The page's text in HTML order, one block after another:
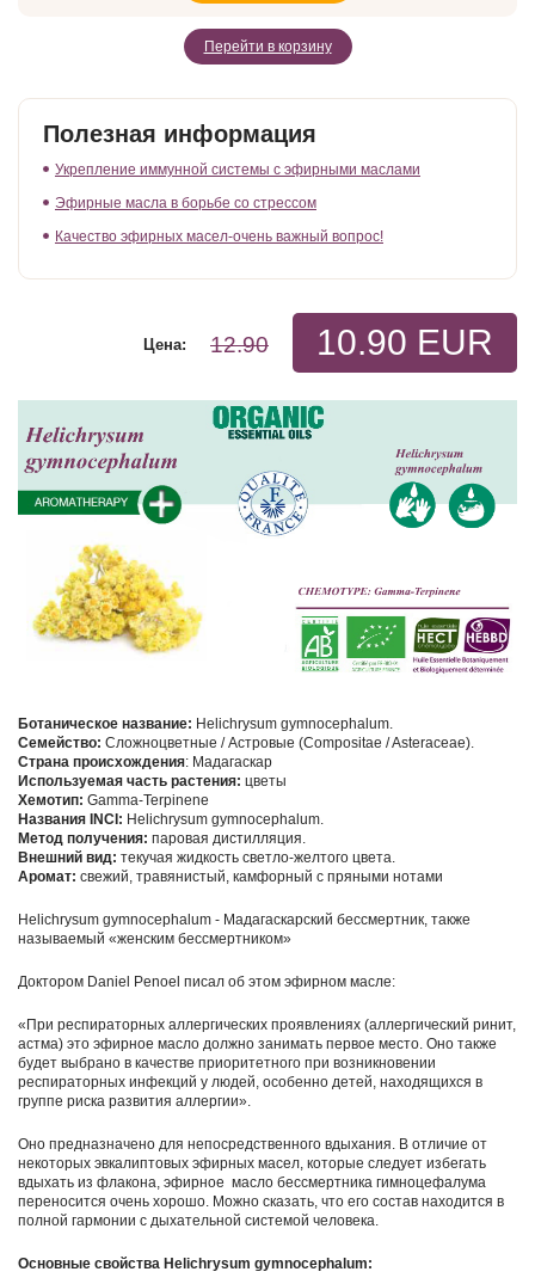
Перейти в корзину
Полезная информация
Укрепление иммунной системы с эфирными маслами
Эфирные масла в борьбе со стрессом
Качество эфирных масел-очень важный вопрос!
10.90 EUR
12.90
Цена:
Ботаническое название: Helichrysum gymnocephalum.
Семейство: Сложноцветные / Астровые (Compositae / Asteraceae).
Страна происхождения: Мадагаскар
Используемая часть растения: цветы
Хемотип: Gamma-Terpinene
Названия INCI: Helichrysum gymnocephalum.
Метод получения: паровая дистилляция.
Внешний вид: текучая жидкость светло-желтого цвета.
Аромат: свежий, травянистый, камфорный с пряными нотами
Helichrysum gymnocephalum - Мадагаскарский бессмертник, также
называемый «женским бессмертником»
Доктором Daniel Penoel писал об этом эфирном масле:
«При респираторных аллергических проявлениях (аллергический ринит,
астма) это эфирное масло должно занимать первое место. Оно также
будет выбрано в качестве приоритетного при возникновении
респираторных инфекций у людей, особенно детей, находящихся в
группе риска развития аллергии».
Оно предназначено для непосредственного вдыхания. В отличие от
некоторых эвкалиптовых эфирных масел, которые следует избегать
вдыхать из флакона, эфирное масло бессмертника гимноцефалума
переносится очень хорошо. Можно сказать, что его состав находится в
полной гармонии с дыхательной системой человека.
Основные свойства Helichrysum gymnocephalum: